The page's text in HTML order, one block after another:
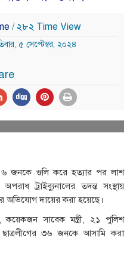
/ ২৮২ Time View
৫ সেপ্টেম্বর, ২০২৪
জনকে গুলি করে হত্যার পর লাশ
ট্রাইব্যুনালের তদন্ত সংস্থায়
অভিযোগ দায়ের করা হয়েছে।
কয়েকজন সাবেক মন্ত্রী, ২১ পুলিশ
৩৬ জনকে আসামি করা